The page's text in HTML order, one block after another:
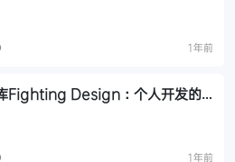
1年前
Fighting Design：个人开发的
1年前